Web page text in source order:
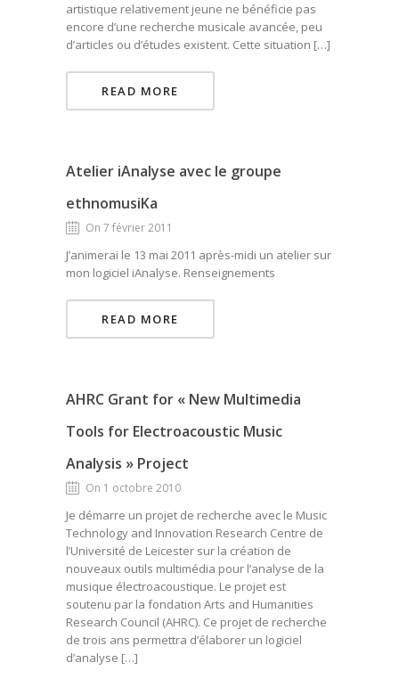
artistique relativement jeune ne bénéficie pas
encore d’une recherche musicale avancée, peu
d’articles ou d’études existent. Cette situation […]
READ MORE
Atelier iAnalyse avec le groupe
ethnomusiKa
On 7 février 2011
J’animerai le 13 mai 2011 après-midi un atelier sur
mon logiciel iAnalyse. Renseignements
READ MORE
AHRC Grant for « New Multimedia
Tools for Electroacoustic Music
Analysis » Project
On 1 octobre 2010
Je démarre un projet de recherche avec le Music
Technology and Innovation Research Centre de
l’Université de Leicester sur la création de
nouveaux outils multimédia pour l’analyse de la
musique électroacoustique. Le projet est
soutenu par la fondation Arts and Humanities
Research Council (AHRC). Ce projet de recherche
de trois ans permettra d’élaborer un logiciel
d’analyse […]